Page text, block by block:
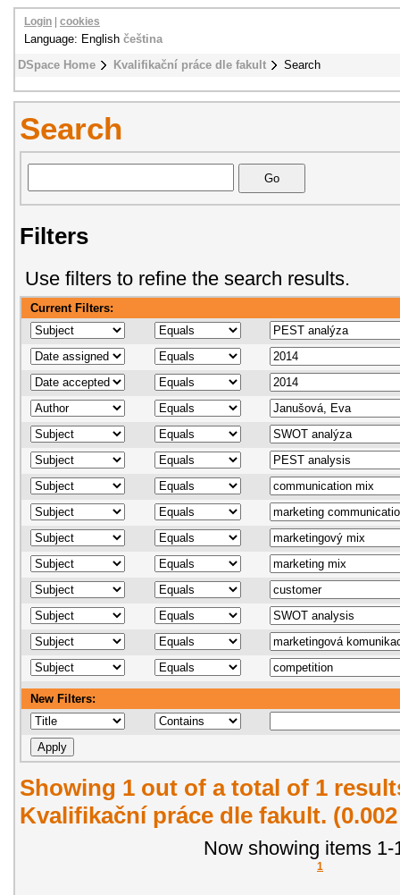
DSpace Home Kvalifikační práce dle fakult Search
Login cookies
Language: English čeština
Search
Filters
Use filters to refine the search results.
Current Filters:
New Filters:
Showing 1 out of a total of 1
Kvalifikační práce dle fakult.
Now showing items 1-
1